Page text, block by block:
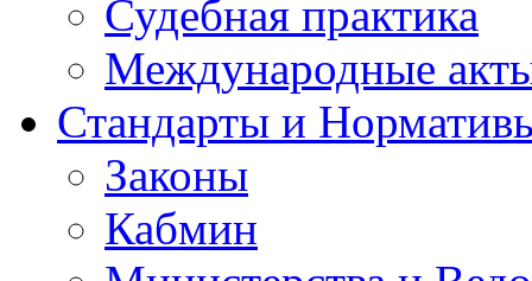
Судебная практика
Международные
Стандарты и
Законы
Кабмин